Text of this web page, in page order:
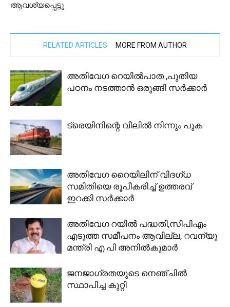
ആവശ്യപ്പെട്ടു
RELATED ARTICLES MORE FROM AUTHOR
അതിവേഗ റെയിൽപാത ,പുതിയ
പഠനം നടത്താൻ ഒരുങ്ങി സർക്കാർ
ട്രെയിനിന്റെ വീലിൽ നിന്നും പുക
അതിവേഗ റൈയിലിന് വിദഗ്ധ
സമിതിയെ രൂപീകരിച്ച് ഉത്തരവ്
ഇറക്കി സർക്കാർ
അതിവേഗ റയിൽ പദ്ധതി,സിപിഎം
എടുത്ത സമീപനം ആവില്ല, റവന്യു
മന്ത്രി എ പി അനിൽകുമാർ
ജനജാഗ്രതയുടെ നെഞ്ചില്‍
സ്ഥാപിച്ച കുറ്റി